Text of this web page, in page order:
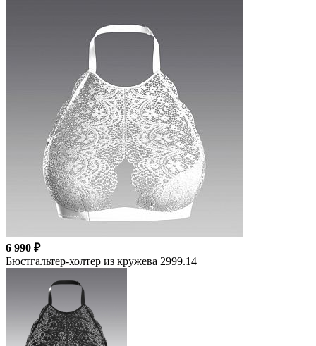
6 990 ₽
Бюстгальтер-холтер из кружева 2999.14